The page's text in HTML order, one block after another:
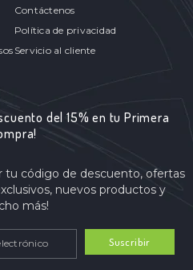
Contáctenos
Política de privacidad
Servicio al cliente
del 15% en tu Primera
tu código de descuento, ofertas
nuevos productos y
más!
Suscribir